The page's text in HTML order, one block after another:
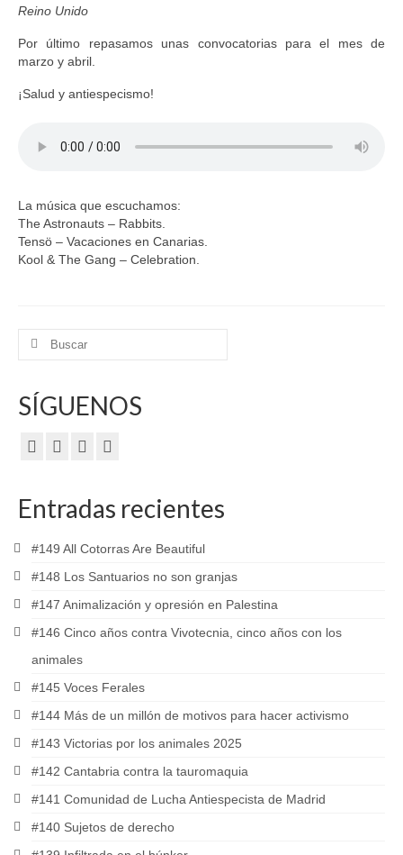
Reino Unido
Por último repasamos unas convocatorias para el mes de
marzo y abril.
¡Salud y antiespecismo!
La música que escuchamos:
The Astronauts – Rabbits.
Tensö – Vacaciones en Canarias.
Kool & The Gang – Celebration.
Buscar
SÍGUENOS
Entradas recientes
#149 All Cotorras Are Beautiful
#148 Los Santuarios no son granjas
#147 Animalización y opresión en Palestina
#146 Cinco años contra Vivotecnia, cinco años con los
animales
#145 Voces Ferales
#144 Más de un millón de motivos para hacer activismo
#143 Victorias por los animales 2025
#142 Cantabria contra la tauromaquia
#141 Comunidad de Lucha Antiespecista de Madrid
#140 Sujetos de derecho